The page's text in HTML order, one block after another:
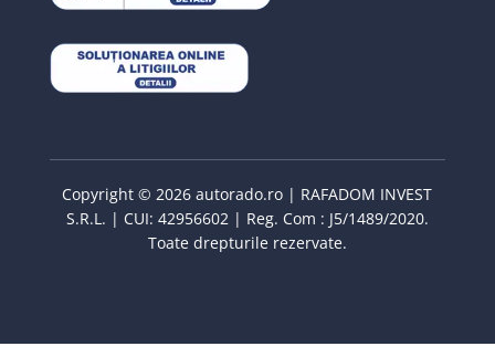
Copyright © 2026 autorado.ro | RAFADOM INVEST
S.R.L. | CUI: 42956602 | Reg. Com : J5/1489/2020.
Toate drepturile rezervate.